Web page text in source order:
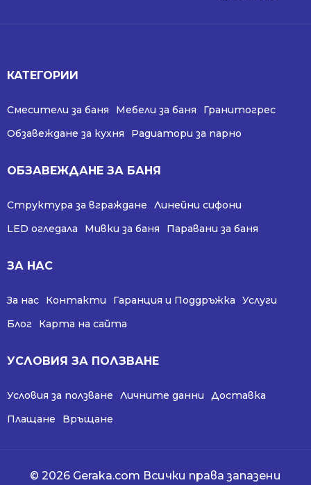
КАТЕГОРИИ
Смесители за баня Мебели за баня
Гранитогрес
Обзавеждане за кухня
Радиатори за парно
ОБЗАВЕЖДАНЕ ЗА БАНЯ
Структура за вграждане
Линейни сифони
LED огледала
Мивки за баня Паравани за баня
ЗА НАС
За нас Контакти Гаранция и Поддръжка
Услуги
Блог
Карта на сайта
УСЛОВИЯ ЗА ПОЛЗВАНЕ
Условия за ползване Личните данни
Доставка
Плащане
Връщане
© 2026 Geraka.com Всички права запазени